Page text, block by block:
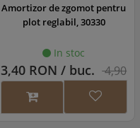
Amortizor de zgomot pentru
plot reglabil, 30330
In stoc
3,40 RON / buc. 4,90